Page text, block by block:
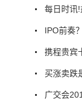
每日时讯
IPO前奏
携程贵宾
买涨卖跌
广交会